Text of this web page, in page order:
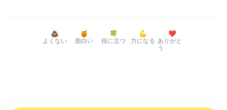
💩
よくない
🍯
面白い
🍀
役に立つ
💪
力になる
❤️
ありがと
う